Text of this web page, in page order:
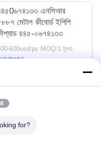
এনসিআর
মেটাল কীবোর্ড ইপিপি
৪৪৫-০৬৭৪১৩৩
600usd/pc MOQ:1 টুকরা
for?